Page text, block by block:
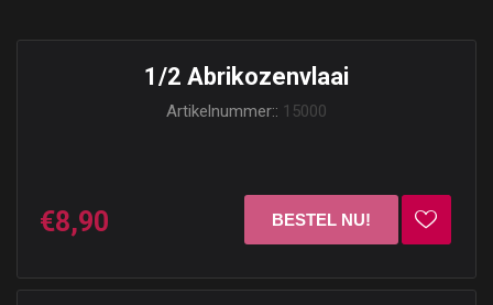
1/2 Abrikozenvlaai
Artikelnummer:: 15000
€8,90